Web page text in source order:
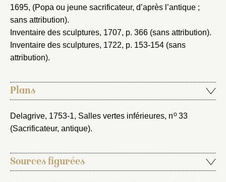
1695, (Popa ou jeune sacrificateur, d’après l’antique ;
sans attribution).
Inventaire des sculptures, 1707, p. 366 (sans attribution).
Inventaire des sculptures, 1722, p. 153-154 (sans
attribution).
Plans
Delagrive, 1753-1, Salles vertes inférieures, no33
(Sacrificateur, antique).
Sources figurées